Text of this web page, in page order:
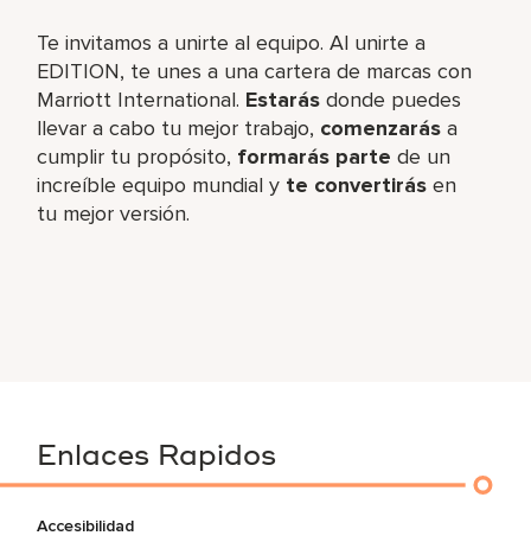
Te invitamos a unirte al equipo. Al unirte a
EDITION, te unes a una cartera de marcas con
Marriott International. Estarás donde puedes
llevar a cabo tu mejor trabajo,​ comenzarás a
cumplir tu propósito, formarás parte de un
increíble​ equipo mundial y te convertirás en
tu mejor versión.
Enlaces Rapidos
Accesibilidad